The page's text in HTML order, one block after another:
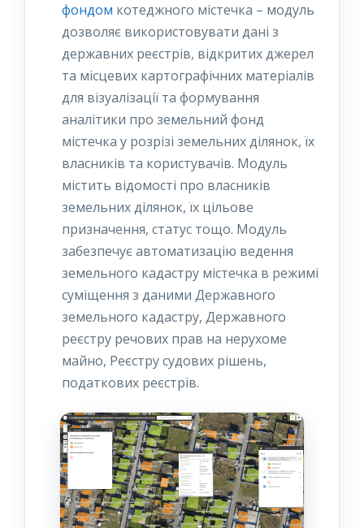
фондом котеджного містечка – модуль
дозволяє використовувати дані з
державних реєстрів, відкритих джерел
та місцевих картографічних матеріалів
для візуалізації та формування
аналітики про земельний фонд
містечка у розрізі земельних ділянок, їх
власників та користувачів. Модуль
містить відомості про власників
земельних ділянок, їх цільове
призначення, статус тощо. Модуль
забезпечує автоматизацію ведення
земельного кадастру містечка в режимі
суміщення з даними Державного
земельного кадастру, Державного
реєстру речових прав на нерухоме
майно, Реєстру судових рішень,
податкових реєстрів.